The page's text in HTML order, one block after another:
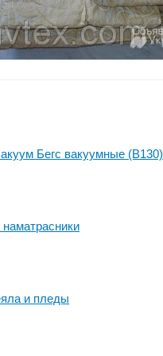
Бегс вакуумные (B130)
и пледы